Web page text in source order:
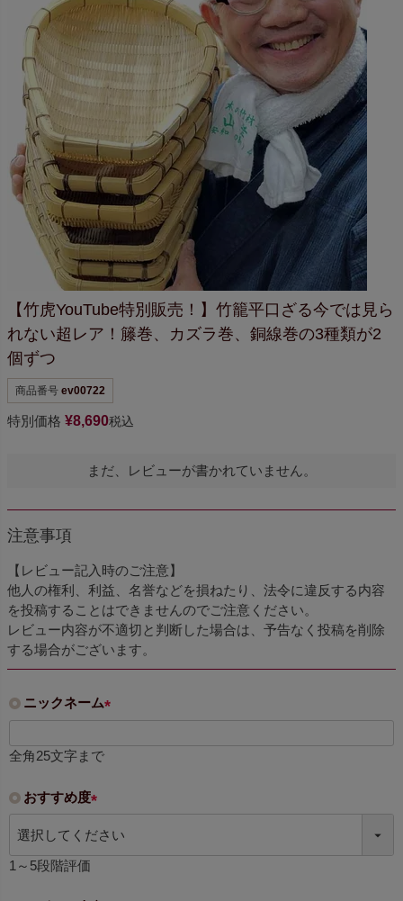
【竹虎YouTube特別販売！】 竹籠平口ざる今では見ら
れない超レア！ 籐巻、カズラ巻、銅線巻の3種類が2
個ずつ
商品番号 ev00722
特別価格 ¥8,690税込
まだ、レビューが書かれていません。
注意事項
【レビュー記入時のご注意】
他人の権利、利益、名誉などを損ねたり、法令に違反する内容
を投稿することはできませんのでご注意ください。
レビュー内容が不適切と判断した場合は、予告なく投稿を削除
する場合がございます。
ニックネーム
必
全角25文字まで
おすすめ度
必
1～5段階評価